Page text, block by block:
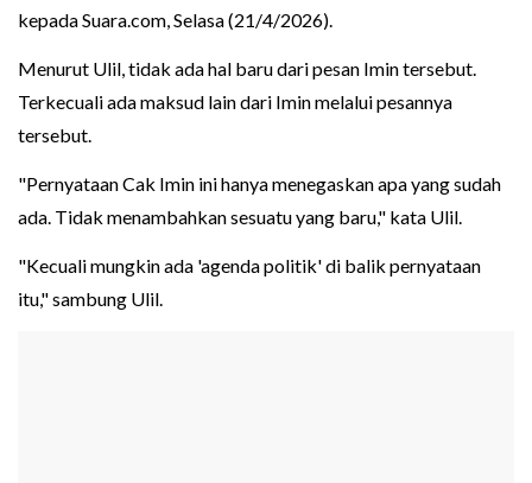
kepada Suara.com, Selasa (21/4/2026).
Menurut Ulil, tidak ada hal baru dari pesan Imin tersebut.
Terkecuali ada maksud lain dari Imin melalui pesannya
tersebut.
"Pernyataan Cak Imin ini hanya menegaskan apa yang sudah
ada. Tidak menambahkan sesuatu yang baru," kata Ulil.
"Kecuali mungkin ada 'agenda politik' di balik pernyataan
itu," sambung Ulil.